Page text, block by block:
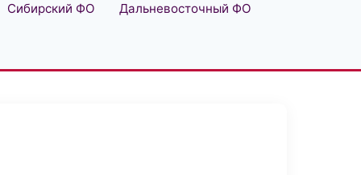
Сибирский ФО Дальневосточный ФО